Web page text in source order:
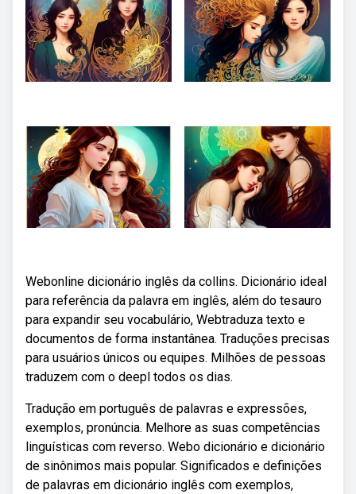
Webonline dicionário inglês da collins. Dicionário ideal
para referência da palavra em inglês, além do tesauro
para expandir seu vocabulário, Webtraduza texto e
documentos de forma instantânea. Traduções precisas
para usuários únicos ou equipes. Milhões de pessoas
traduzem com o deepl todos os dias.
Tradução em português de palavras e expressões,
exemplos, pronúncia. Melhore as suas competências
linguísticas com reverso. Webo dicionário e dicionário
de sinônimos mais popular. Significados e definições
de palavras em dicionário inglês com exemplos,